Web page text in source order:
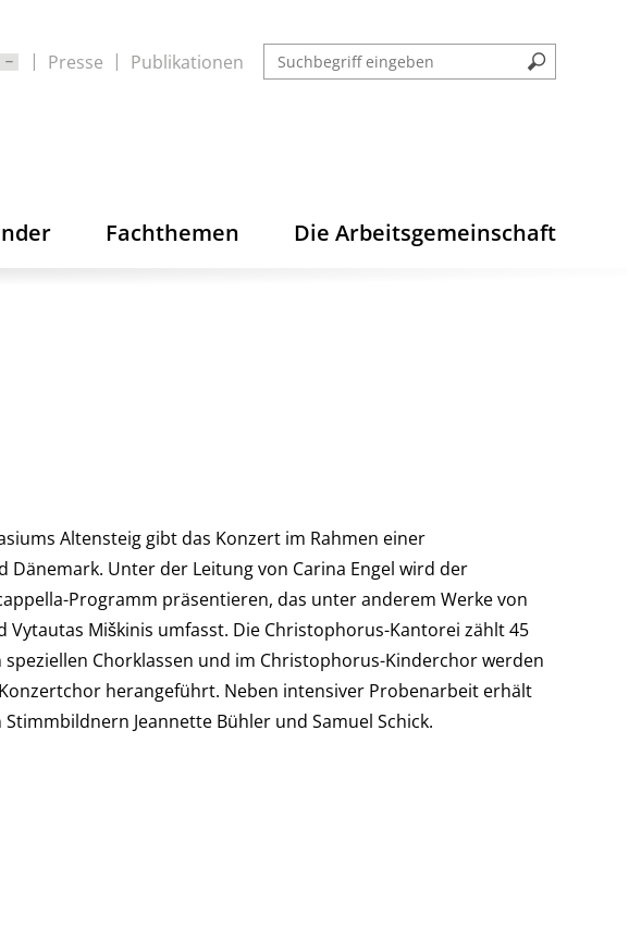
Presse Publikationen
Fachthemen Die Arbeitsgemeinschaft
Altensteig gibt das Konzert im Rahmen einer
Unter der Leitung von Carina Engel wird der
Programm präsentieren, das unter anderem Werke von
Vytautas Miškinis umfasst. Die Christophorus-Kantorei zählt 45
speziellen Chorklassen und im Christophorus-Kinderchor werden
herangeführt. Neben intensiver Probenarbeit erhält
Jeannette Bühler und Samuel Schick.